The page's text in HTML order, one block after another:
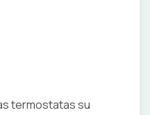
termostatas su